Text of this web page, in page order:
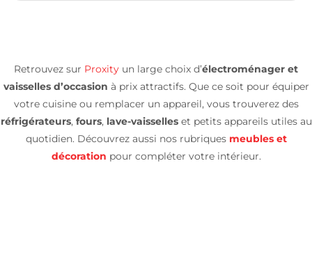
Retrouvez sur Proxity un large choix d’électroménager et
vaisselles d’occasion à prix attractifs. Que ce soit pour équiper
votre cuisine ou remplacer un appareil, vous trouverez des
réfrigérateurs, fours,lave-vaisselleset petits appareils utiles au
quotidien. Découvrez aussi nos rubriques meubles et
décoration pour compléter votre intérieur.